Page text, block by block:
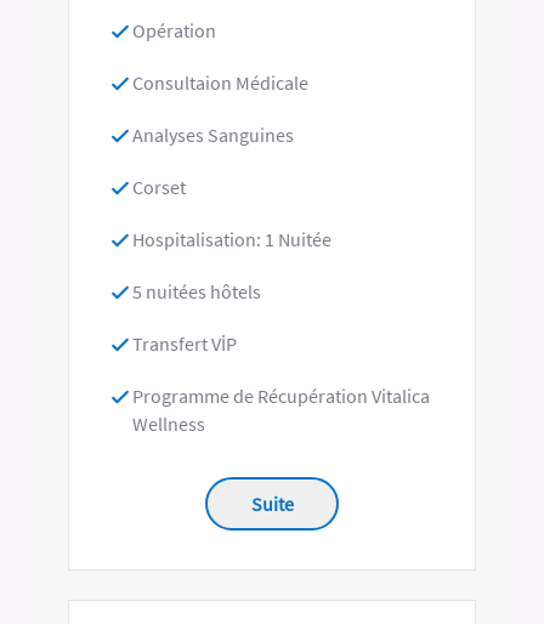
Opération
Consultaion Médicale
Analyses Sanguines
Corset
Hospitalisation: 1 Nuitée
5 nuitées hôtels
Transfert VİP
Programme de Récupération Vitalica
Wellness
Suite